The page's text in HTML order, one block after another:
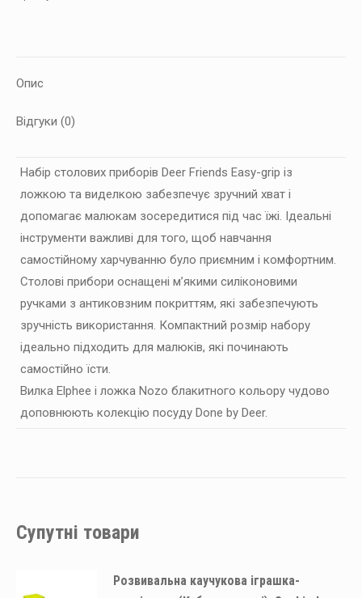
grip
Friends,
кількість
Опис
Відгуки (0)
Набір столових приборів Deer Friends Easy-grip із
ложкою та виделкою забезпечує зручний хват і
допомагає малюкам зосередитися під час їжі. Ідеальні
інструменти важливі для того, щоб навчання
самостійному харчуванню було приємним і комфортним.
Столові прибори оснащені м’якими силіконовими
ручками з антиковзним покриттям, які забезпечують
зручність використання. Компактний розмір набору
ідеально підходить для малюків, які починають
самостійно їсти.
Вилка Elphee і ложка Nozo блакитного кольору чудово
доповнюють колекцію посуду Done by Deer.
Супутні товари
Розвивальна каучукова іграшка-